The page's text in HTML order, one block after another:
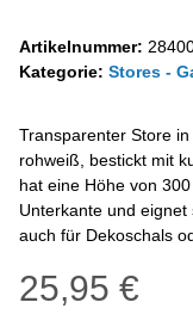
Artikelnummer:
Kategorie: Stores -
Transparenter Store
rohweiß, bestickt mit
hat eine Höhe von
Unterkante und
auch für Dekoschals
25,95 €